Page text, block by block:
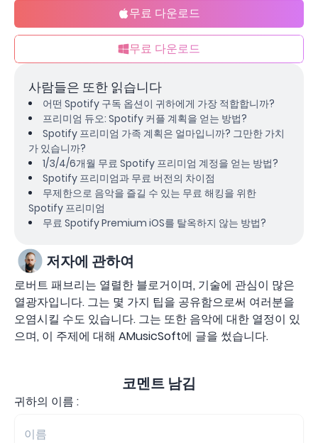
무료 다운로드
무료 다운로드
사람들은 또한 읽습니다
어떤 Spotify 구독 옵션이 귀하에게 가장 적합합니까?
프리미엄 듀오: Spotify 커플 계획을 얻는 방법?
Spotify 프리미엄 가족 계획은 얼마입니까? 그만한 가치
가 있습니까?
1/3/4/6개월 무료 Spotify 프리미엄 계정을 얻는 방법?
Spotify 프리미엄과 무료 버전의 차이점
무제한으로 음악을 즐길 수 있는 무료 해킹을 위한
Spotify 프리미엄
무료 Spotify Premium iOS를 탈옥하지 않는 방법?
저자에 관하여
로버트 패브리는 열렬한 블로거이며, 기술에 관심이 많은
열광자입니다. 그는 몇 가지 팁을 공유함으로써 여러분을
오염시킬 수도 있습니다. 그는 또한 음악에 대한 열정이 있
으며, 이 주제에 대해 AMusicSoft에 글을 썼습니다.
코멘트 남김
귀하의 이름 :